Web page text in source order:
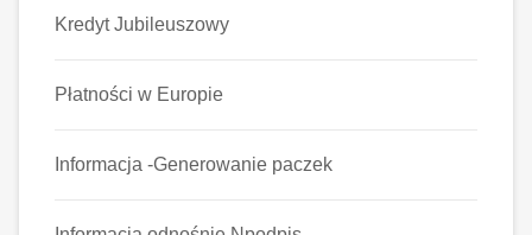
Kredyt Jubileuszowy
Płatności w Europie
Informacja -Generowanie paczek